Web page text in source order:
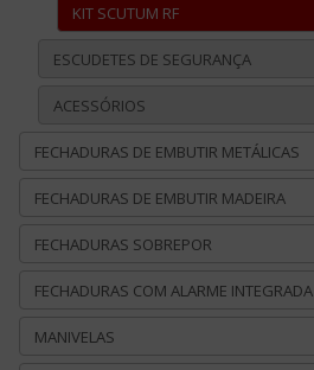
KIT SCUTUM RF
ESCUDETES DE SEGURANÇA
ACESSÓRIOS
FECHADURAS DE EMBUTIR METÁLICAS
FECHADURAS DE EMBUTIR MADEIRA
FECHADURAS SOBREPOR
FECHADURAS COM ALARME INTEGRADA
MANIVELAS